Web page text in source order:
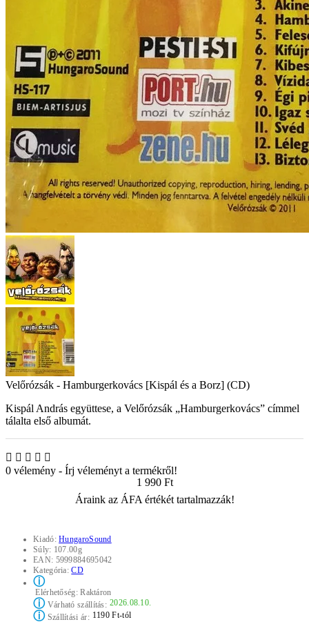
Velőrózsák - Hamburgerkovács [Kispál és a Borz] (CD)
Kispál András együttese, a Velőrózsák „Hamburgerkovács” címmel
tálalta első albumát.
0 vélemény - Írj véleményt a termékről!
1 990 Ft
Áraink az ÁFA értékét tartalmazzák!
Kiadó:HungaroSound
Súly: 107.00g
EAN: 5999884695042
Kategória:CD
ⓘ
Elérhetőség:Raktáron
ⓘVárható szállítás: 2026.08.10.
ⓘSzállítási ár: 1190 Ft-tól